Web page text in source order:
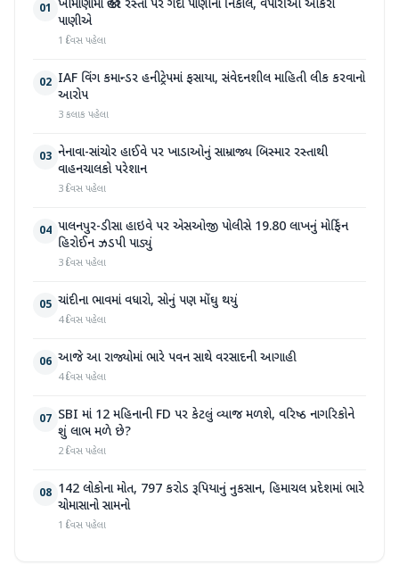
01 ખીમાણામાં જાહેર રસ્તા પર ગંદા પાણીનો નિકાલ, વેપારીઓ આકરા
પાણીએ
1 દિવસ પહેલા
02 IAF વિંગ કમાન્ડર હનીટ્રેપમાં ફસાયા, સંવેદનશીલ માહિતી લીક કરવાનો
આરોપ
3 કલાક પહેલા
03 નેનાવા-સાંચોર હાઈવે પર ખાડાઓનું સામ્રાજ્ય બિસ્માર રસ્તાથી
વાહનચાલકો પરેશાન
3 દિવસ પહેલા
04 પાલનપુર-ડીસા હાઇવે પર એસઓજી પોલીસે 19.80 લાખનું મોર્ફિન
હિરોઈન ઝડપી પાડ્યું
3 દિવસ પહેલા
05 ચાંદીના ભાવમાં વધારો, સોનું પણ મોંઘુ થયું
4 દિવસ પહેલા
06 આજે આ રાજ્યોમાં ભારે પવન સાથે વરસાદની આગાહી
4 દિવસ પહેલા
07 SBI માં 12 મહિનાની FD પર કેટલું વ્યાજ મળશે, વરિષ્ઠ નાગરિકોને
શું લાભ મળે છે?
2 દિવસ પહેલા
08 142 લોકોના મોત, 797 કરોડ રૂપિયાનું નુકસાન, હિમાચલ પ્રદેશમાં ભારે
ચોમાસાનો સામનો
1 દિવસ પહેલા